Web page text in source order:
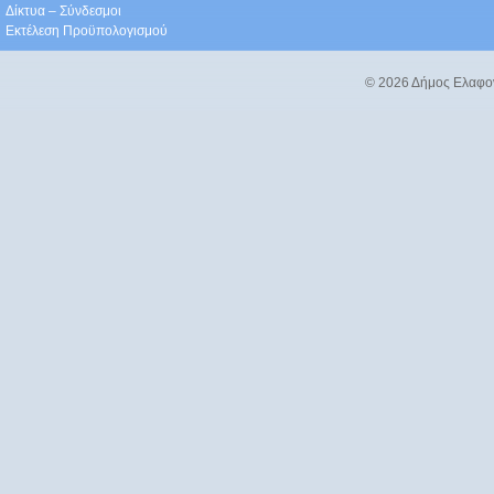
Δίκτυα – Σύνδεσμοι
Εκτέλεση Προϋπολογισμού
© 2026 Δήμος